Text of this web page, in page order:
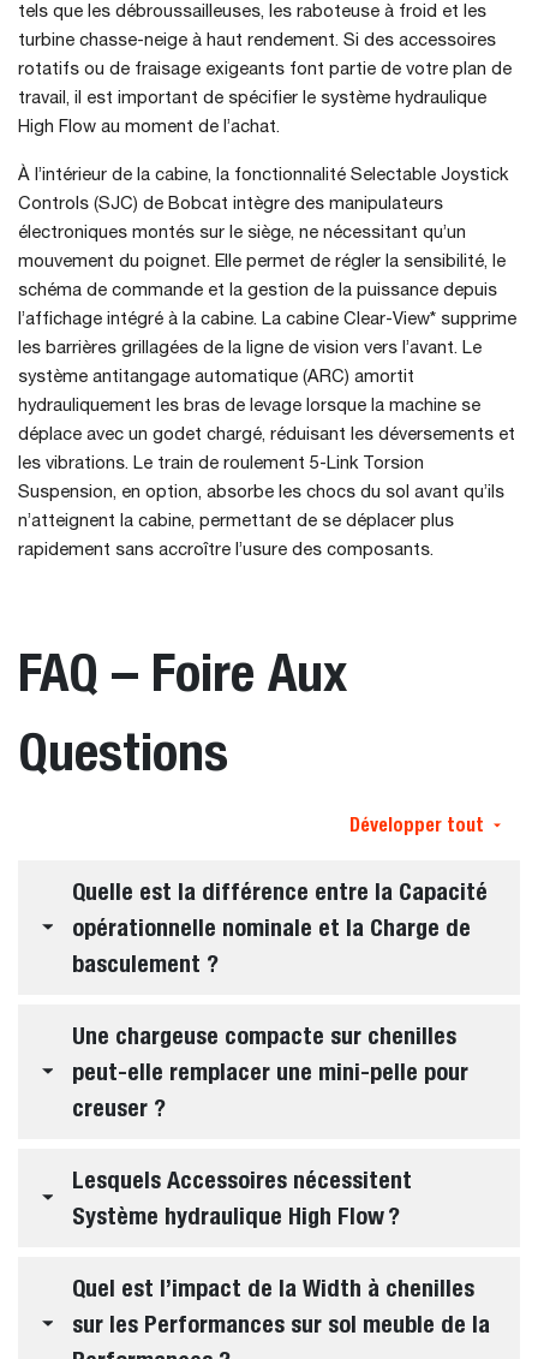
tels que les débroussailleuses, les raboteuse à froid et les
turbine chasse-neige à haut rendement. Si des accessoires
rotatifs ou de fraisage exigeants font partie de votre plan de
travail, il est important de spécifier le système hydraulique
High Flow au moment de l’achat.
À l’intérieur de la cabine, la fonctionnalité Selectable Joystick
Controls (SJC) de Bobcat intègre des manipulateurs
électroniques montés sur le siège, ne nécessitant qu’un
mouvement du poignet. Elle permet de régler la sensibilité, le
schéma de commande et la gestion de la puissance depuis
l’affichage intégré à la cabine. La cabine Clear-View* supprime
les barrières grillagées de la ligne de vision vers l’avant. Le
système antitangage automatique (ARC) amortit
hydrauliquement les bras de levage lorsque la machine se
déplace avec un godet chargé, réduisant les déversements et
les vibrations. Le train de roulement 5-Link Torsion
Suspension, en option, absorbe les chocs du sol avant qu’ils
n’atteignent la cabine, permettant de se déplacer plus
rapidement sans accroître l’usure des composants.
FAQ – Foire Aux
Questions
Développer tout
Quelle est la différence entre la Capacité
opérationnelle nominale et la Charge de
basculement ?
Une chargeuse compacte sur chenilles
peut-elle remplacer une mini-pelle pour
creuser ?
Lesquels Accessoires nécessitent
Système hydraulique High Flow ?
Quel est l’impact de la Width à chenilles
sur les Performances sur sol meuble de la